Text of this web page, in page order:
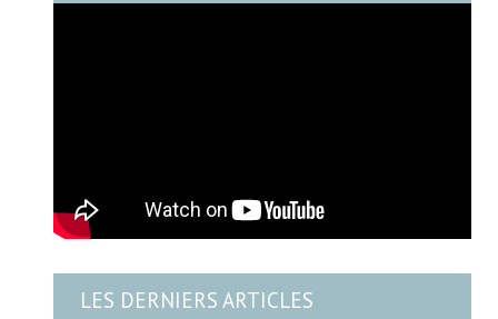
LES DERNIERS ARTICLES